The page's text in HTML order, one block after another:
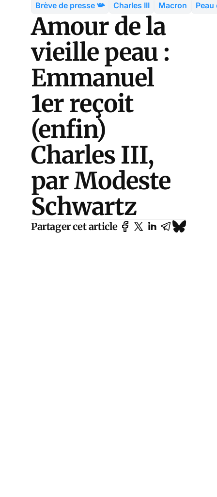
Brève de presse 📯 Charles III Macron Peau
Amour de la
vieille peau :
Emmanuel
1er reçoit
(enfin)
Charles III,
par Modeste
Schwartz
Partager cet article